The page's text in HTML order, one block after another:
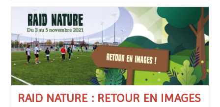
RAID NATURE : RETOUR EN IMAGES